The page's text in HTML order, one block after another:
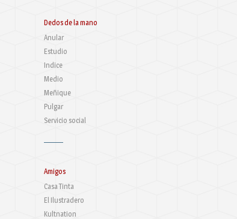
Dedos de la mano
Anular
Estudio
Indice
Medio
Meñique
Pulgar
Servicio social
Amigos
Casa Tinta
El Ilustradero
Kultnation